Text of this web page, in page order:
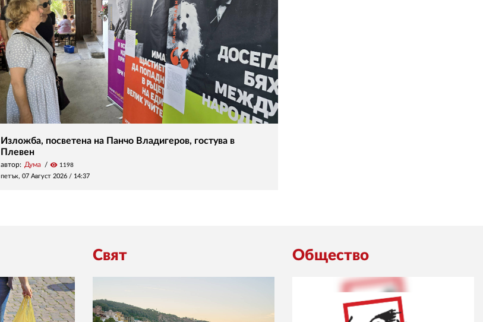
Изложба, посветена на Панчо Владигеров, гостува в
Плевен
автор: Дума visibility 1198
петък, 07 Август 2026 / 14:37
Свят Общество